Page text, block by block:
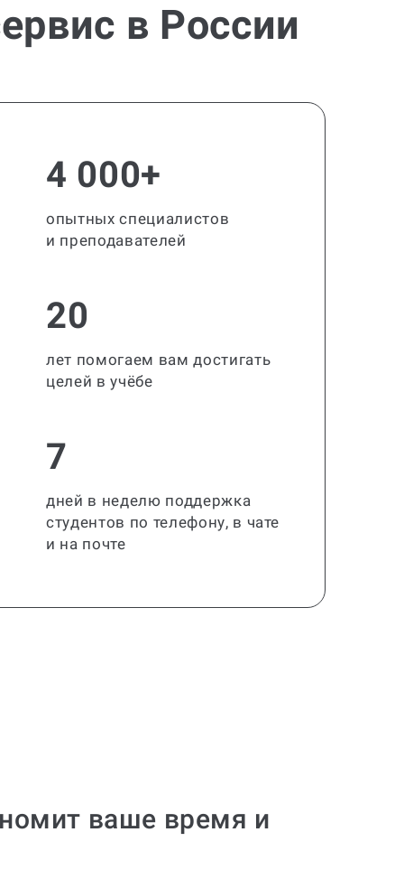
в России
4 000+
опытных специалистов
и преподавателей
20
лет помогаем вам достигать
целей в учёбе
7
дней в неделю поддержка
студентов по телефону, в чате
и на почте
ваше время и